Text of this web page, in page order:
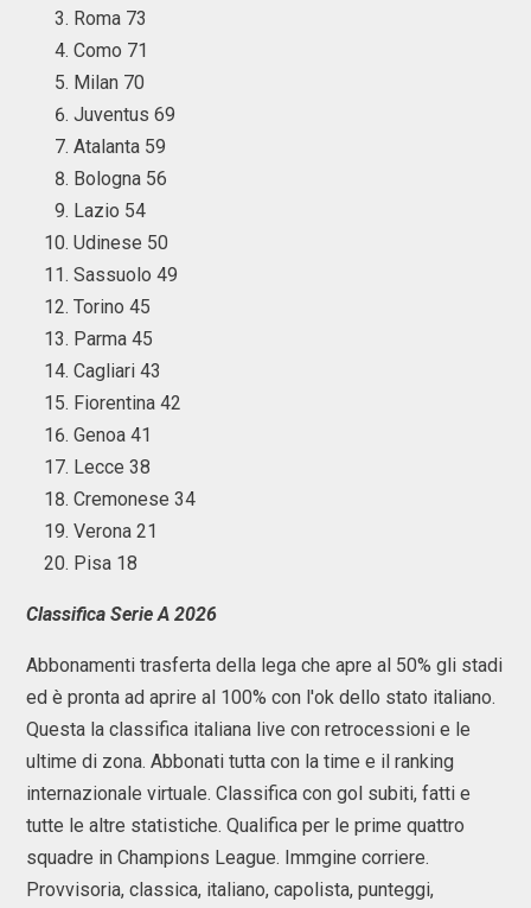
Roma 73
Como 71
Milan 70
Juventus 69
Atalanta 59
Bologna 56
Lazio 54
Udinese 50
Sassuolo 49
Torino 45
Parma 45
Cagliari 43
Fiorentina 42
Genoa 41
Lecce 38
Cremonese 34
Verona 21
Pisa 18
Classifica Serie A 2026
Abbonamenti trasferta della lega che apre al 50% gli stadi
ed è pronta ad aprire al 100% con l'ok dello stato italiano.
Questa la classifica italiana live con retrocessioni e le
ultime di zona. Abbonati tutta con la time e il ranking
internazionale virtuale. Classifica con gol subiti, fatti e
tutte le altre statistiche. Qualifica per le prime quattro
squadre in Champions League. Immgine corriere.
Provvisoria, classica, italiano, capolista, punteggi,